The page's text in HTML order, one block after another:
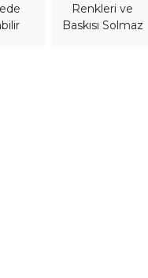
Renkleri ve
Baskısı Solmaz